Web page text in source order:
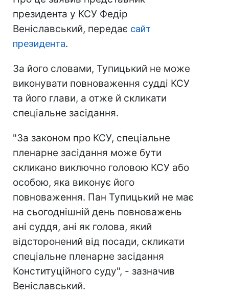
президента у КСУ Федір
Веніславський, передає сайт
президента.
За його словами, Тупицький не може
виконувати повноваження судді КСУ
та його глави, а отже й скликати
спеціальне засідання.
"За законом про КСУ, спеціальне
пленарне засідання може бути
скликано виключно головою КСУ або
особою, яка виконує його
повноваження. Пан Тупицький не має
на сьогоднішній день повноважень
ані суддя, ані як голова, який
відсторонений від посади, скликати
спеціальне пленарне засідання
Конституційного суду", - зазначив
Веніславський.